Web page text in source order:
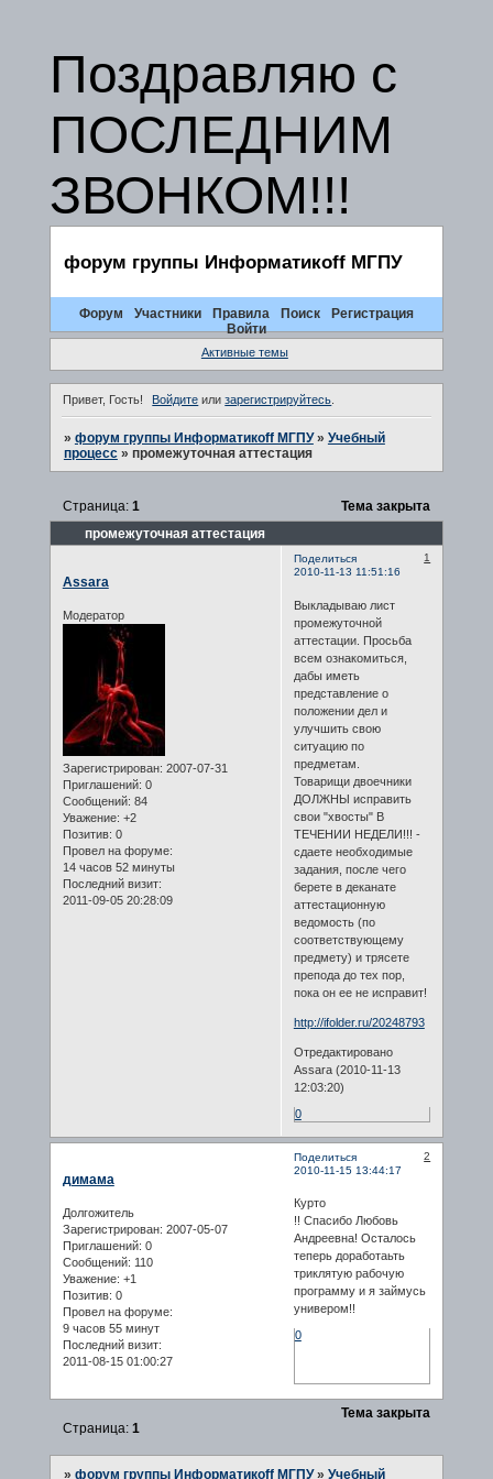
Поздравляю с
ПОСЛЕДНИМ
ЗВОНКОМ!!!
форум группы Информатикоff МГПУ
Форум Участники Правила Поиск
Регистрация
Войти
Активные темы
Привет, Гость! Войдите илизарегистрируйтесь.
» форум группы Информатикоff МГПУ » Учебный
процесс » промежуточная аттестация
промежуточная аттестация
Страница: 1 Тема закрыта
Поделиться
1
2010-11-13 11:51:16
Assara
Модератор
Зарегистрирован: 2007-07-31
Приглашений: 0
Сообщений: 84
Уважение: +2
Позитив: 0
Провел на форуме:
14 часов 52 минуты
Последний визит:
2011-09-05 20:28:09
Выкладываю лист
промежуточной
аттестации. Просьба
всем ознакомиться,
дабы иметь
представление о
положении дел и
улучшить свою
ситуацию по
предметам.
Товарищи двоечники
ДОЛЖНЫ исправить
свои "хвосты" В
ТЕЧЕНИИ НЕДЕЛИ!!! -
сдаете необходимые
задания, после чего
берете в деканате
аттестационную
ведомость (по
соответствующему
предмету) и трясете
препода до тех пор,
пока он ее не исправит!
http://ifolder.ru/20248793
Отредактировано
Assara (2010-11-13
12:03:20)
0
Поделиться
2
2010-11-15 13:44:17
димама
Долгожитель
Зарегистрирован: 2007-05-07
Приглашений: 0
Сообщений: 110
Уважение: +1
Позитив: 0
Провел на форуме:
9 часов 55 минут
Последний визит:
2011-08-15 01:00:27
Курто
!! Спасибо Любовь
Андреевна! Осталось
теперь доработаьть
триклятую рабочую
программу и я займусь
универом!!
0
Тема закрыта
Страница: 1
» форум группы Информатикоff МГПУ » Учебный